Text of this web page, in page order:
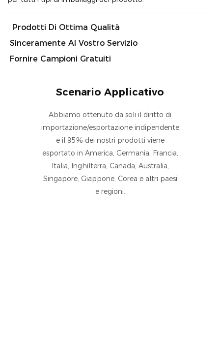
Prodotti Di Ottima Qualità
Sinceramente Al Vostro Servizio
Fornire Campioni Gratuiti
Scenario Applicativo
Abbiamo ottenuto da soli il diritto di
importazione/esportazione indipendente
e il 95% dei nostri prodotti viene
esportato in America, Germania, Francia,
Italia, Inghilterra, Canada, Australia,
Singapore, Giappone, Corea e altri paesi
e regioni.